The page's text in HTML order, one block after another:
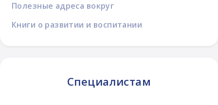
Полезные адреса вокруг
Книги о развитии и воспитании
Специалистам